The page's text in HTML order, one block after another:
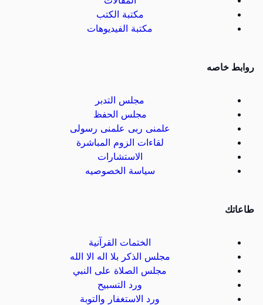
مكتبة الكتب
مكتبة الفيديوهات
روابط خاصه
مجلس التدبر
مجلس الحفظ
علمنى ربى علمنى رسولى
لقاءات الزوم المباشرة
الاستشارات
سياسة الخصوصيه
طاعاتك
الختمات القرآنية
مجلس الذكر بلا اله الا الله
مجلس الصلاة على النبي
ورد التسبيح
ورد الاستغفار والتوبة